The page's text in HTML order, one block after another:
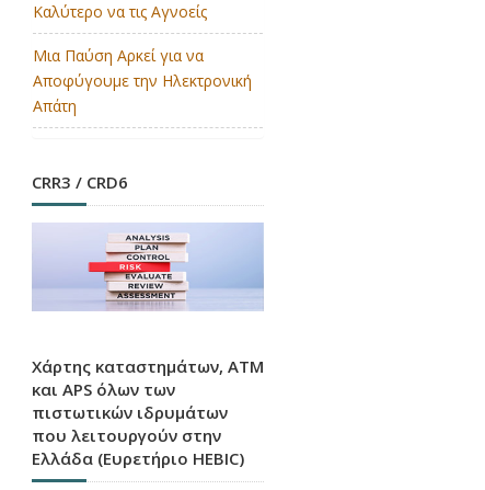
Καλύτερο να τις Αγνοείς
Μια Παύση Αρκεί για να
Αποφύγουμε την Ηλεκτρονική
Απάτη
CRR3 / CRD6
Χάρτης καταστημάτων, ATM
και APS όλων των
πιστωτικών ιδρυμάτων
που λειτουργούν στην
Ελλάδα (Ευρετήριο HEBIC)